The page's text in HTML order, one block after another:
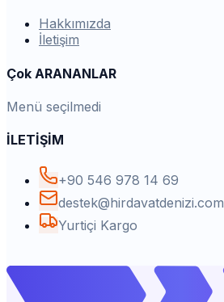
Hakkımızda
İletişim
Çok ARANANLAR
Menü seçilmedi
İLETİŞİM
+90 546 978 14 69
destek@hirdavatdenizi.com
Yurtiçi Kargo